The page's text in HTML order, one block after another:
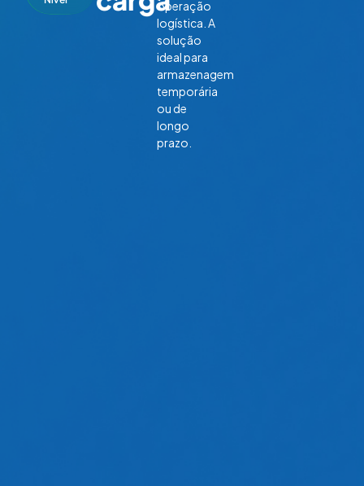
operação
logística. A
solução
ideal para
armazenagem
temporária
ou de
longo
prazo.